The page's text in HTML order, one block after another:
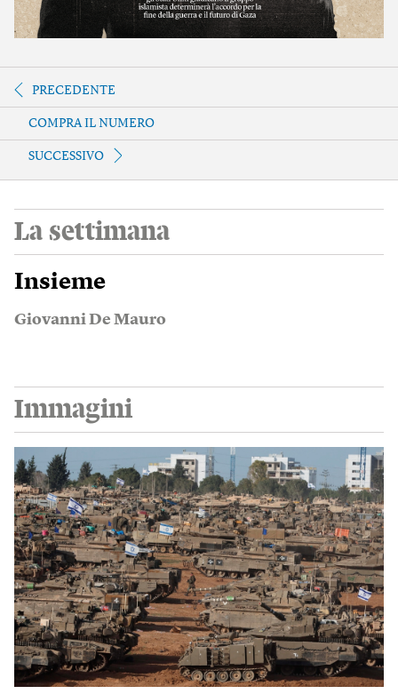
PRECEDENTE
COMPRA IL NUMERO
SUCCESSIVO
La settimana
Insieme
Giovanni De Mauro
Immagini